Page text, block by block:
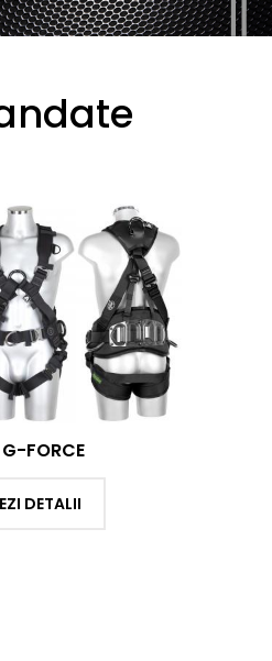
V55 SEQUOIA Automatic
VEZI DETALII